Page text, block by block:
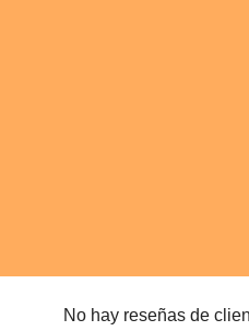
No hay reseñas de